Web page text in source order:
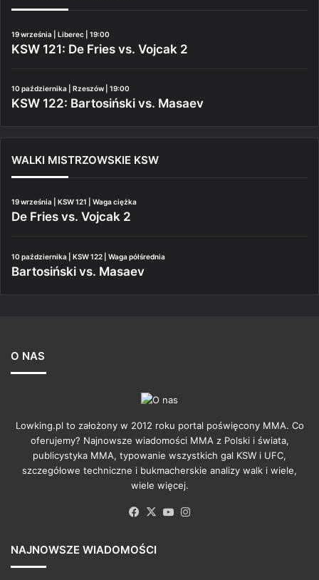
19 września | Liberec | 19:00
KSW 121: De Fries vs. Vojcak 2
10 października | Rzeszów | 19:00
KSW 122: Bartosiński vs. Masaev
WALKI MISTRZOWSKIE KSW
19 września | KSW 121 | Waga ciężka
De Fries vs. Vojcak 2
10 października | KSW 122 | Waga półśrednia
Bartosiński vs. Masaev
O NAS
Lowking.pl to założony w 2012 roku portal poświęcony MMA. Co
oferujemy? Najnowsze wiadomości MMA z Polski i świata,
publicystyka MMA, typowanie wszystkich gal KSW i UFC,
szczegółowe techniczne i bukmacherskie analizy walk i wiele,
wiele więcej.
Facebook
X YouTube
NAJNOWSZE WIADOMOŚCI